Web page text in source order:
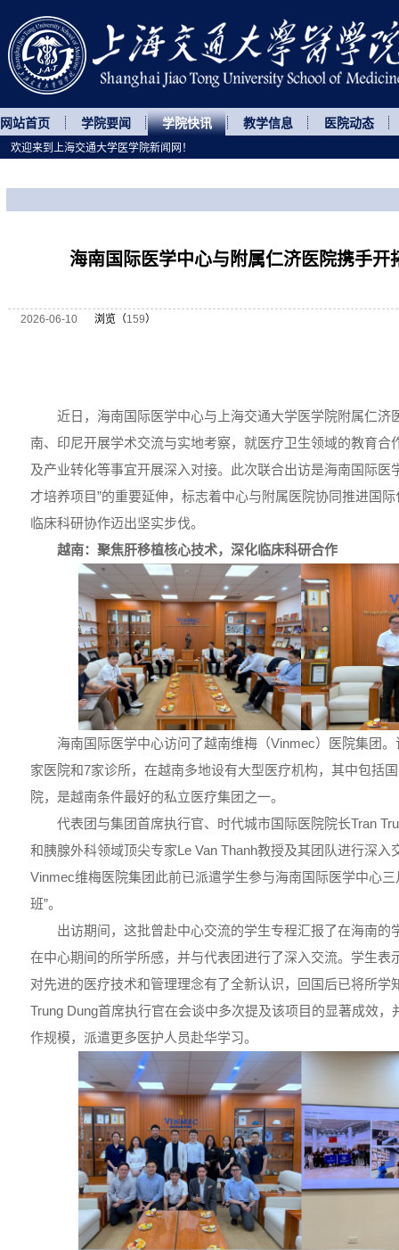
网站首页 学院要闻 学院快讯 教学信息 医院动态
海南国际医学中心与附属仁济医院携手开
2026-06-10 浏览（159）
近日，海南国际医学中心与上海交通大学医学院附属仁济
南、印尼开展学术交流与实地考察，就医疗卫生领域的教育合
及产业转化等事宜开展深入对接。此次联合出访是海南国际医
才培养项目”的重要延伸，标志着中心与附属医院协同推进国
临床科研协作迈出坚实步伐。
越南：聚焦肝移植核心技术，深化临床科研合作
海南国际医学中心访问了越南维梅（Vinmec）医院集团
家医院和7家诊所，在越南多地设有大型医疗机构，其中包括
院，是越南条件最好的私立医疗集团之一。
代表团与集团首席执行官、时代城市国际医院院长Tran
和胰腺外科领域顶尖专家Le Van Thanh教授及其团队进行深入
Vinmec维梅医院集团此前已派遣学生参与海南国际医学中心三
班”。
出访期间，这批曾赴中心交流的学生专程汇报了在海南的
在中心期间的所学所感，并与代表团进行了深入交流。学生表
对先进的医疗技术和管理理念有了全新认识，回国后已将所学
Trung Dung首席执行官在会谈中多次提及该项目的显著成效
作规模，派遣更多医护人员赴华学习。
欢迎来到上海交通大学医学院新闻网！